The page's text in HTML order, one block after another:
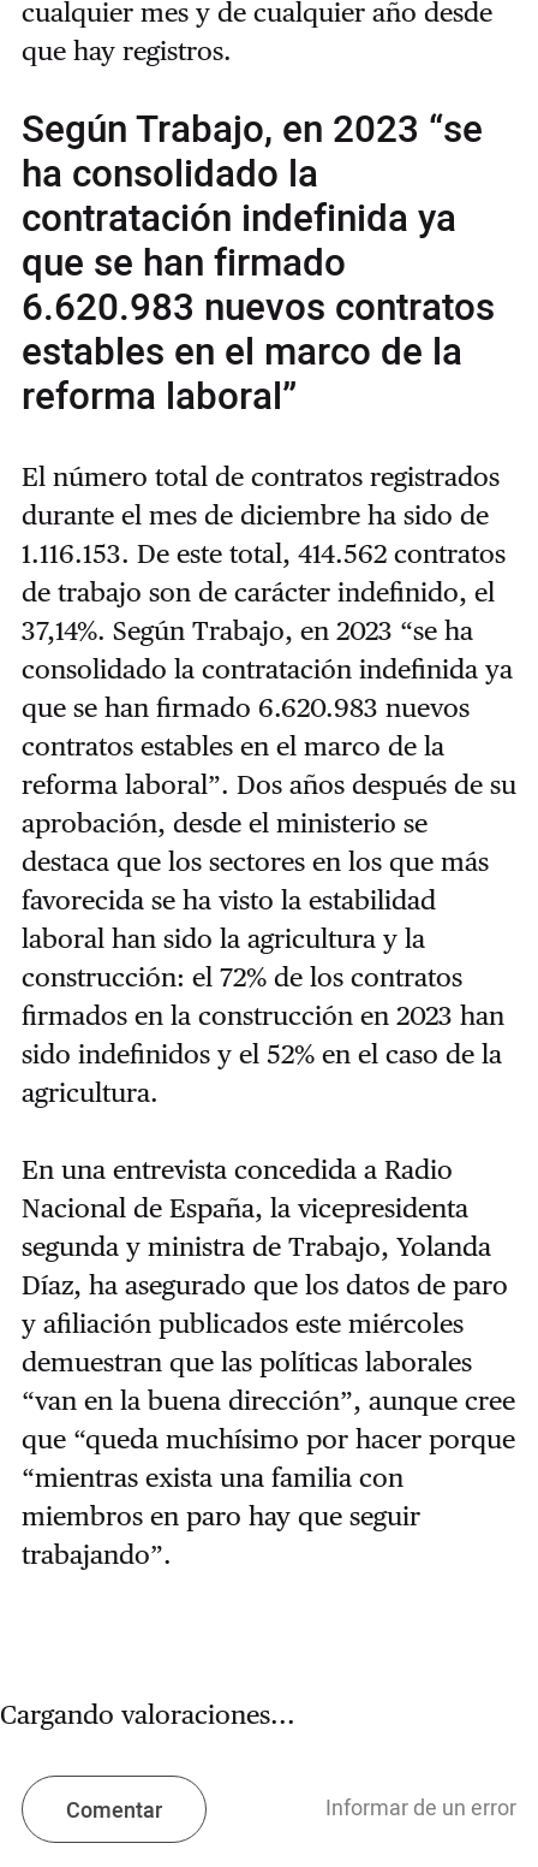
cualquier mes y de cualquier año desde
que hay registros.
Según Trabajo, en 2023 “se
ha consolidado la
contratación indefinida ya
que se han firmado
6.620.983 nuevos contratos
estables en el marco de la
reforma laboral”
El número total de contratos registrados
durante el mes de diciembre ha sido de
1.116.153. De este total, 414.562 contratos
de trabajo son de carácter indefinido, el
37,14%. Según Trabajo, en 2023 “se ha
consolidado la contratación indefinida ya
que se han firmado 6.620.983 nuevos
contratos estables en el marco de la
reforma laboral”. Dos años después de su
aprobación, desde el ministerio se
destaca que los sectores en los que más
favorecida se ha visto la estabilidad
laboral han sido la agricultura y la
construcción: el 72% de los contratos
firmados en la construcción en 2023 han
sido indefinidos y el 52% en el caso de la
agricultura.
En una entrevista concedida a Radio
Nacional de España, la vicepresidenta
segunda y ministra de Trabajo, Yolanda
Díaz, ha asegurado que los datos de paro
y afiliación publicados este miércoles
demuestran que las políticas laborales
“van en la buena dirección”, aunque cree
que “queda muchísimo por hacer porque
“mientras exista una familia con
miembros en paro hay que seguir
trabajando”.
Cargando valoraciones...
Comentar Informar de un error